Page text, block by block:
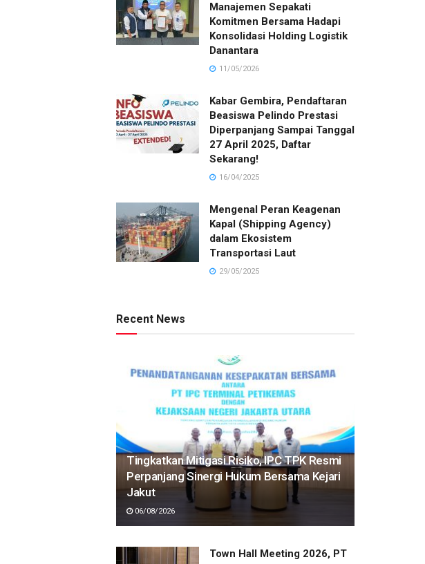
Manajemen Sepakati
Komitmen Bersama Hadapi
Konsolidasi Holding Logistik
Danantara
11/05/2026
Kabar Gembira, Pendaftaran
Beasiswa Pelindo Prestasi
Diperpanjang Sampai Tanggal
27 April 2025, Daftar
Sekarang!
16/04/2025
Mengenal Peran Keagenan
Kapal (Shipping Agency)
dalam Ekosistem
Transportasi Laut
29/05/2025
Recent News
Tingkatkan Mitigasi Risiko, IPC TPK Resmi
Perpanjang Sinergi Hukum Bersama Kejari
Jakut
06/08/2026
Town Hall Meeting 2026, PT